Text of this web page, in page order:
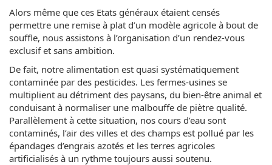
Alors même que ces Etats généraux étaient censés
permettre une remise à plat d’un modèle agricole à bout de
souffle, nous assistons à l’organisation d’un rendez-vous
exclusif et sans ambition.
De fait, notre alimentation est quasi systématiquement
contaminée par des pesticides. Les fermes-usines se
multiplient au détriment des paysans, du bien-être animal et
conduisant à normaliser une malbouffe de piètre qualité.
Parallèlement à cette situation, nos cours d’eau sont
contaminés, l’air des villes et des champs est pollué par les
épandages d’engrais azotés et les terres agricoles
artificialisés à un rythme toujours aussi soutenu.